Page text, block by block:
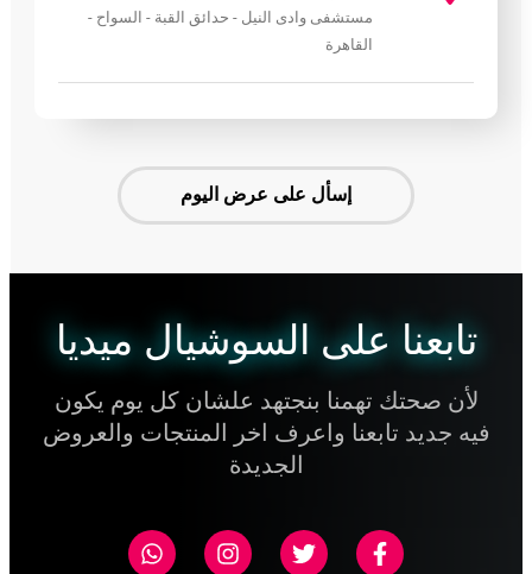
مستشفى وادى النيل - حدائق القبة - السواح -
القاهرة
إسأل على عرض اليوم
تابعنا على السوشيال ميديا
لأن صحتك تهمنا بنجتهد علشان كل يوم يكون
فيه جديد تابعنا واعرف اخر المنتجات والعروض
الجديدة